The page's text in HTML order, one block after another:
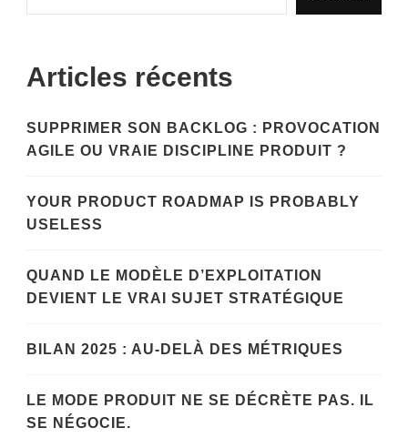
Articles récents
SUPPRIMER SON BACKLOG : PROVOCATION
AGILE OU VRAIE DISCIPLINE PRODUIT ?
YOUR PRODUCT ROADMAP IS PROBABLY
USELESS
QUAND LE MODÈLE D’EXPLOITATION
DEVIENT LE VRAI SUJET STRATÉGIQUE
BILAN 2025 : AU-DELÀ DES MÉTRIQUES
LE MODE PRODUIT NE SE DÉCRÈTE PAS. IL
SE NÉGOCIE.